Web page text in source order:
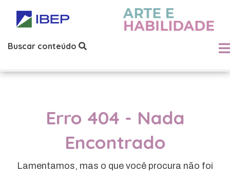
Buscar conteúdo
Erro 404 - Nada
Encontrado
Lamentamos, mas o que você procura não foi